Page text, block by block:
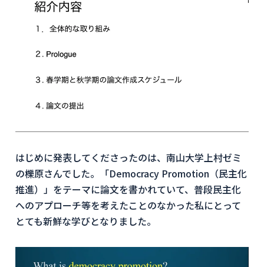
はじめに発表してくださったのは、南山大学上村ゼミ
の櫟原さんでした。「Democracy Promotion（民主化
推進）」をテーマに論文を書かれていて、普段民主化
へのアプローチ等を考えたことのなかった私にとって
とても新鮮な学びとなりました。